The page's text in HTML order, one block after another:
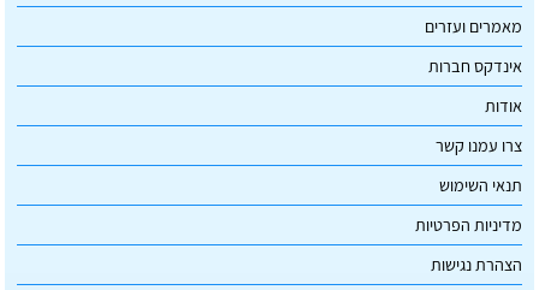
מאמרים ועזרים
אינדקס חברות
אודות
צרו עמנו קשר
תנאי השימוש
מדיניות הפרטיות
הצהרת נגישות